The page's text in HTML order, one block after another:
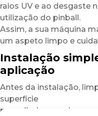
raios UV e ao desgaste
utilização do pinball.
Assim, a sua máquina
um aspeto limpo e
Instalação
aplicação
Antes da instalação,
superfície
para eliminar poeiras,